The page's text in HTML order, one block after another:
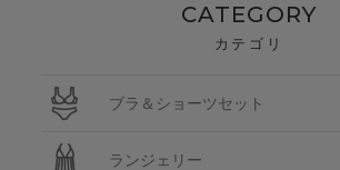
CATEGORY
カテゴリ
ブラ＆ショーツセット
ランジェリー